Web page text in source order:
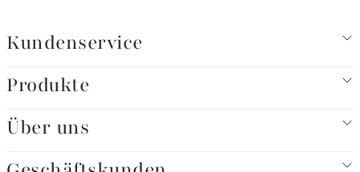
Kundenservice
Produkte
Über uns